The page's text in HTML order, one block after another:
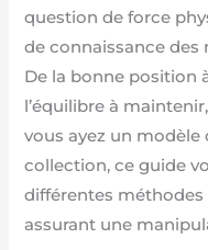
question de force
de connaissance
De la bonne position
l’équilibre à
vous ayez un
collection, ce guide
différentes méthodes
assurant une